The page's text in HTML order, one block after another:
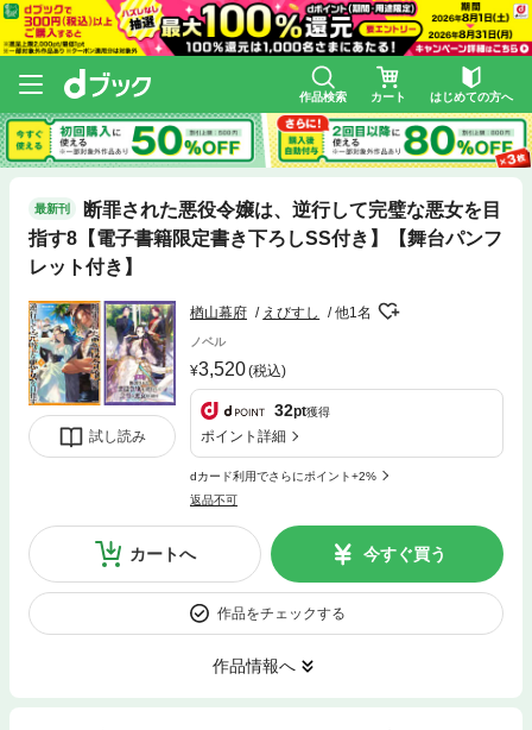
作品検索 カート はじめての方へ
最新刊
断罪された悪役令嬢は、逆行して完璧な悪女を目
指す8【電子書籍限定書き下ろしSS付き】【舞台パンフ
レット付き】
試し読み
楢山幕府 えびすし 他1名
ノベル
3,520(税込)
32pt獲得
ポイント詳細
dカード利用でさらにポイント+2%
返品不可
カートへ 今すぐ買う
作品をチェックする
作品情報へ